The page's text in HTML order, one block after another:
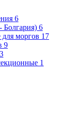
6
6
для моргов 17
9
3
1